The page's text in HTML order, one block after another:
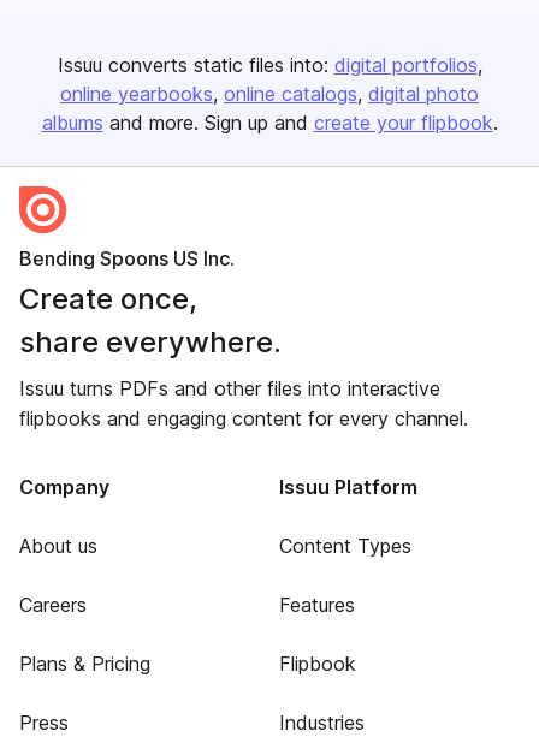
Issuu converts static files into: digital portfolios
online yearbooks online catalogs digital photo
albums and more. Sign up and create your flipbook.
Bending Spoons US Inc.
Create once,
share everywhere.
Issuu turns PDFs and other files into interactive
flipbooks and engaging content for every channel.
Company
About us
Careers
Plans & Pricing
Press
Issuu Platform
Content Types
Features
Flipbook
Industries